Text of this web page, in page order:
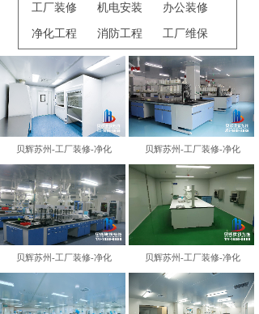
贝辉苏州-工厂装修-净化 贝辉苏州-工厂装修-净化
贝辉苏州-工厂装修-净化 贝辉苏州-工厂装修-净化
工厂装修 机电安装
办公装修
净化工程
消防工程 工厂维保